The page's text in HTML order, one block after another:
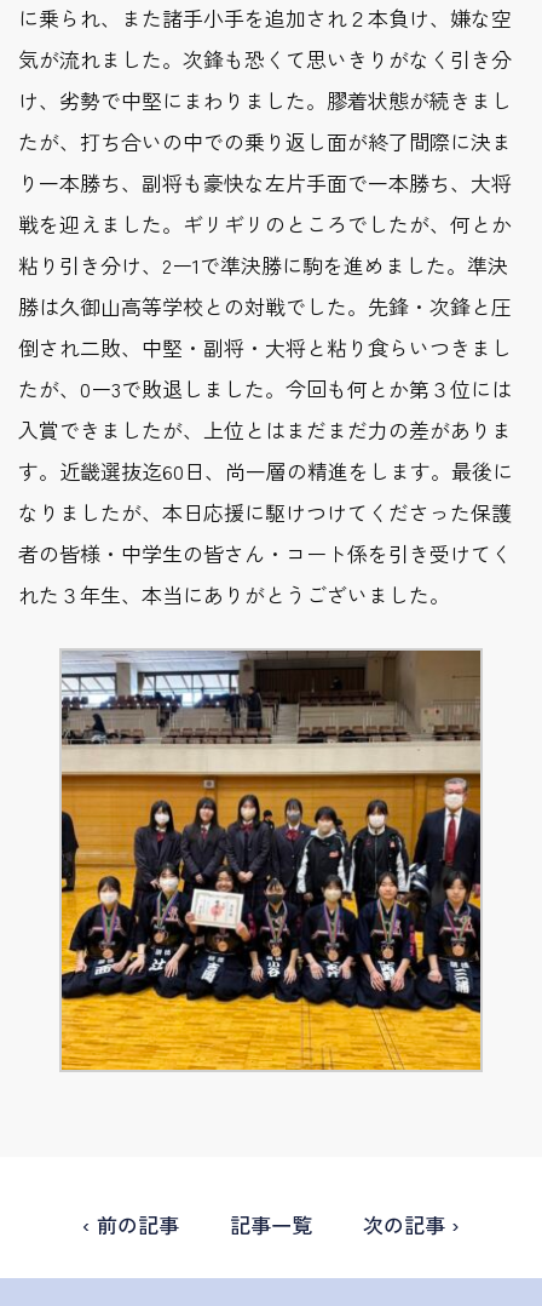
に乗られ、また諸手小手を追加され２本負け、嫌な空
気が流れました。次鋒も恐くて思いきりがなく引き分
け、劣勢で中堅にまわりました。膠着状態が続きまし
たが、打ち合いの中での乗り返し面が終了間際に決ま
り一本勝ち、副将も豪快な左片手面で一本勝ち、大将
戦を迎えました。ギリギリのところでしたが、何とか
粘り引き分け、2ー1で準決勝に駒を進めました。準決
勝は久御山高等学校との対戦でした。先鋒・次鋒と圧
倒され二敗、中堅・副将・大将と粘り食らいつきまし
たが、0ー3で敗退しました。今回も何とか第３位には
入賞できましたが、上位とはまだまだ力の差がありま
す。近畿選抜迄60日、尚一層の精進をします。最後に
なりましたが、本日応援に駆けつけてくださった保護
者の皆様・中学生の皆さん・コート係を引き受けてく
れた３年生、本当にありがとうございました。
‹ 前の記事 記事一覧 次の記事 ›